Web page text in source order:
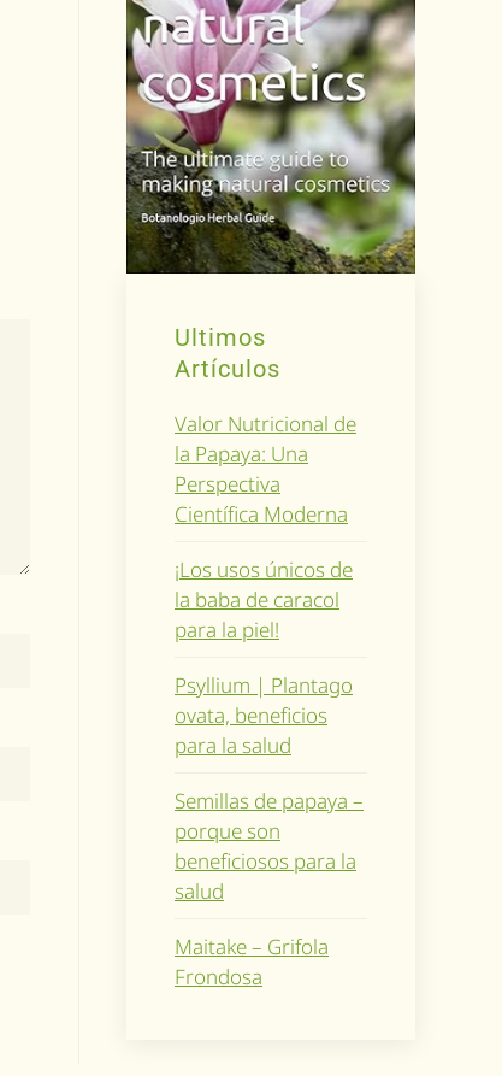
Ultimos
Artículos
Valor Nutricional de
la Papaya: Una
Perspectiva
Científica Moderna
¡Los usos únicos de
la baba de caracol
para la piel!
Psyllium | Plantago
ovata, beneficios
para la salud
Semillas de papaya –
porque son
beneficiosos para la
salud
Maitake – Grifola
Frondosa